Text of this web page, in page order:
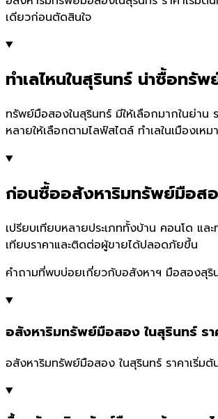
เดียวก่อนตัดสินใจ
ทำเลไหนในสุรินทร์ น่าซื้อทรั
ทรัพย์มือสองในสุรินทร์ มีให้เลือกมากในย่า
หลายให้เลือกตามไลฟ์สไตล์ ทำเลในเมืองเ
ก่อนซื้ออสังหาริมทรัพย์มือสอ
เปรียบเทียบหลายประเภททั้งบ้าน คอนโด แ
เทียบราคาและติดต่อผู้ขายได้ปลอดภัยขึ้น
คำถามที่พบบ่อยเกี่ยวกับอสังหาฯ มือสองสุริ
อสังหาริมทรัพย์มือสอง ในสุรินทร์ ราค
อสังหาริมทรัพย์มือสอง ในสุรินทร์ ราคาเริ่